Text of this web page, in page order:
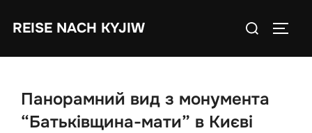
REISE NACH KYJIW
Search
Панорамний вид з монумента
“Батьківщина-мати” в Києві